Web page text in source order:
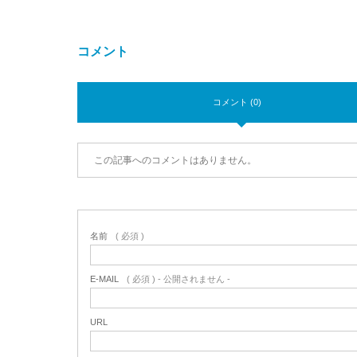
コメント
コメント (0)
この記事へのコメントはありません。
名前 ( 必須 )
E-MAIL ( 必須 ) - 公開されません -
URL